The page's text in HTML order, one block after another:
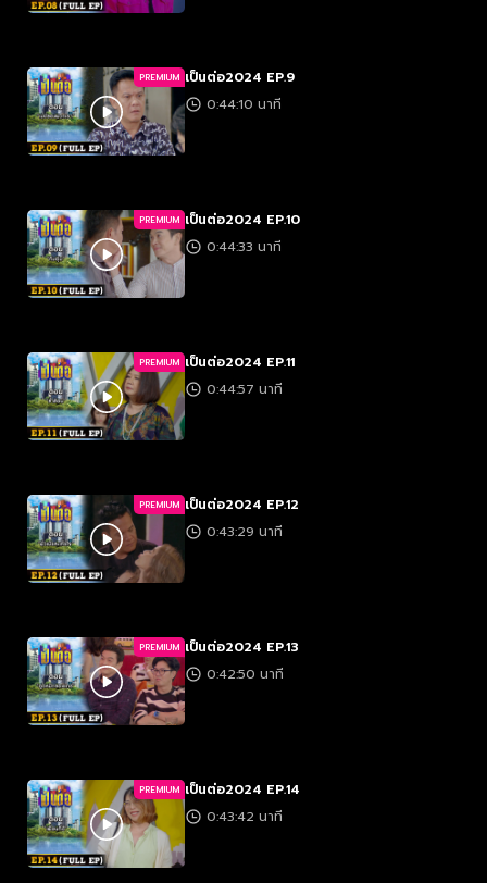
PREMIUM เป็นต่อ2024 EP.9
0:44:10 นาที
PREMIUM เป็นต่อ2024 EP.10
0:44:33 นาที
PREMIUM เป็นต่อ2024 EP.11
0:44:57 นาที
PREMIUM เป็นต่อ2024 EP.12
0:43:29 นาที
PREMIUM เป็นต่อ2024 EP.13
0:42:50 นาที
PREMIUM เป็นต่อ2024 EP.14
0:43:42 นาที